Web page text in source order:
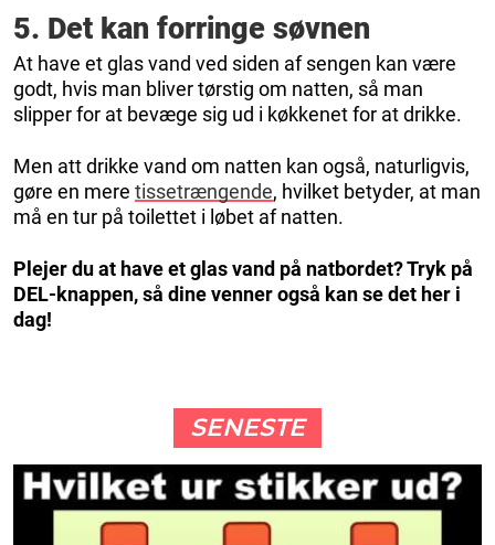
5. Det kan forringe søvnen
At have et glas vand ved siden af sengen kan være
godt, hvis man bliver tørstig om natten, så man
slipper for at bevæge sig ud i køkkenet for at drikke.
Men att drikke vand om natten kan også, naturligvis,
gøre en mere tissetrængende, hvilket betyder, at man
må en tur på toilettet i løbet af natten.
Plejer du at have et glas vand på natbordet? Tryk på
DEL-knappen, så dine venner også kan se det her i
dag!
SENESTE